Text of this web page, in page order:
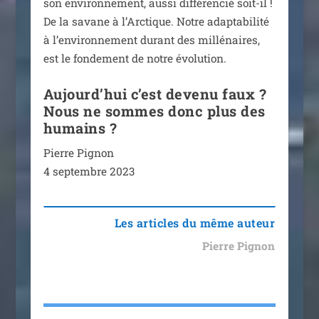
De la savane à l’Arctique. Notre adap­ta­bi­li­té
à l’en­vi­ron­ne­ment durant des mil­lé­naires,
est le fon­de­ment de notre évolution.
Aujourd’hui c’est devenu faux ?
Nous ne sommes donc plus des
humains ?
Pierre Pignon
4 sep­tembre 2023
Les articles du même auteur
Pierre Pignon